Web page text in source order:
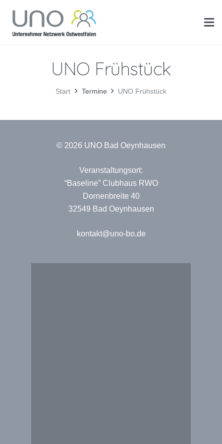
UNO Frühstück
Start Termine UNO Frühstück
© 2026 UNO Bad Oeynhausen
Veranstaltungsort:
“Baseline” Clubhaus RWO
Dornenbreite 40
32549 Bad Oeynhausen
kontakt@uno-bo.de